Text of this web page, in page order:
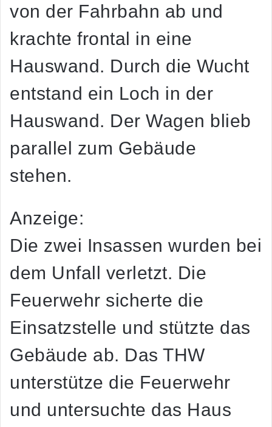
von der Fahrbahn ab und
krachte frontal in eine
Hauswand. Durch die Wucht
entstand ein Loch in der
Hauswand. Der Wagen blieb
parallel zum Gebäude
stehen.
Anzeige:
Die zwei Insassen wurden bei
dem Unfall verletzt. Die
Feuerwehr sicherte die
Einsatzstelle und stützte das
Gebäude ab. Das THW
unterstütze die Feuerwehr
und untersuchte das Haus